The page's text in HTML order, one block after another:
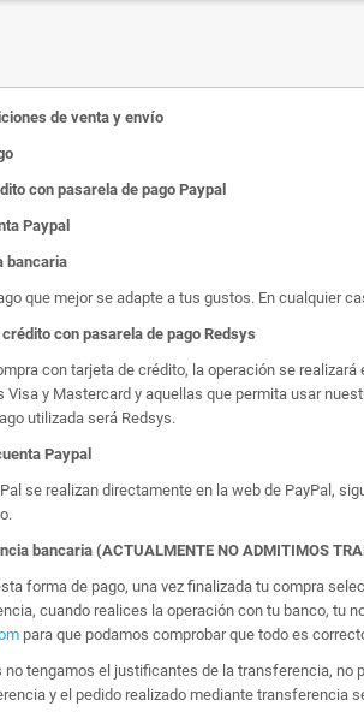
de venta y envío
con pasarela de pago Paypal
Paypal
bancaria
que mejor se adapte a tus gustos. En cualquier
con pasarela de pago Redsys
con tarjeta de crédito, la operación se realizará
Visa y Mastercard y aquellas que permita usar
utilizada será Redsys.
Paypal
se realizan directamente en la web de PayPal,
(ACTUALMENTE NO ADMITIMOS
forma de pago, una vez finalizada tu compra
cuando realices la operación con tu banco, tu
para que podamos comprobar que todo es
no tengamos el justificantes de la transferencia,
y el pedido realizado mediante transferencia